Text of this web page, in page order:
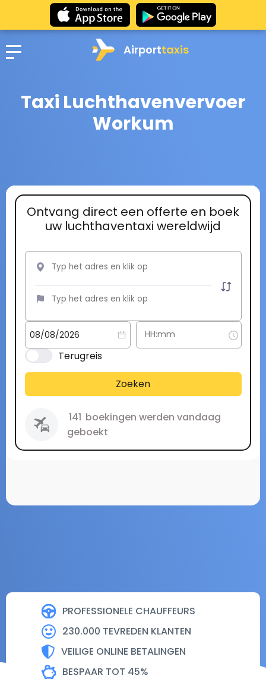
Airporttaxis
Taxi Luchthavenvervoer
Workum
PROFESSIONELE CHAUFFEURS
230.000 TEVREDEN KLANTEN
VEILIGE ONLINE BETALINGEN
BESPAAR TOT 45%
Ontvang direct een offerte en boek
uw luchthaventaxi wereldwijd
Terugreis
Zoeken
141 boekingen werden vandaag
geboekt